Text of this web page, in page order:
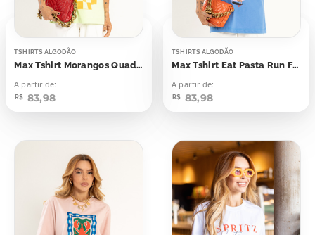
TSHIRTS ALGODÃO
Max Tshirt Morangos Quadriculado
A partir de:
R$ 83,98
TSHIRTS ALGODÃO
Max Tshirt Eat Pasta Run Fasta
A partir de:
R$ 83,98